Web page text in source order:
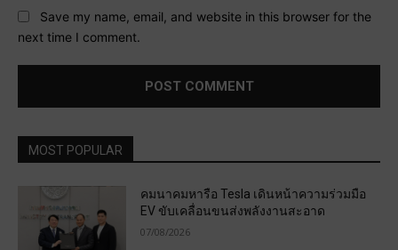
Save my name, email, and website in this browser for the
next time I comment.
MOST POPULAR
คมนาคมหารือ Tesla เดินหน้าความร่วมมือ
EV ขับเคลื่อนขนส่งพลังงานสะอาด
07/08/2026